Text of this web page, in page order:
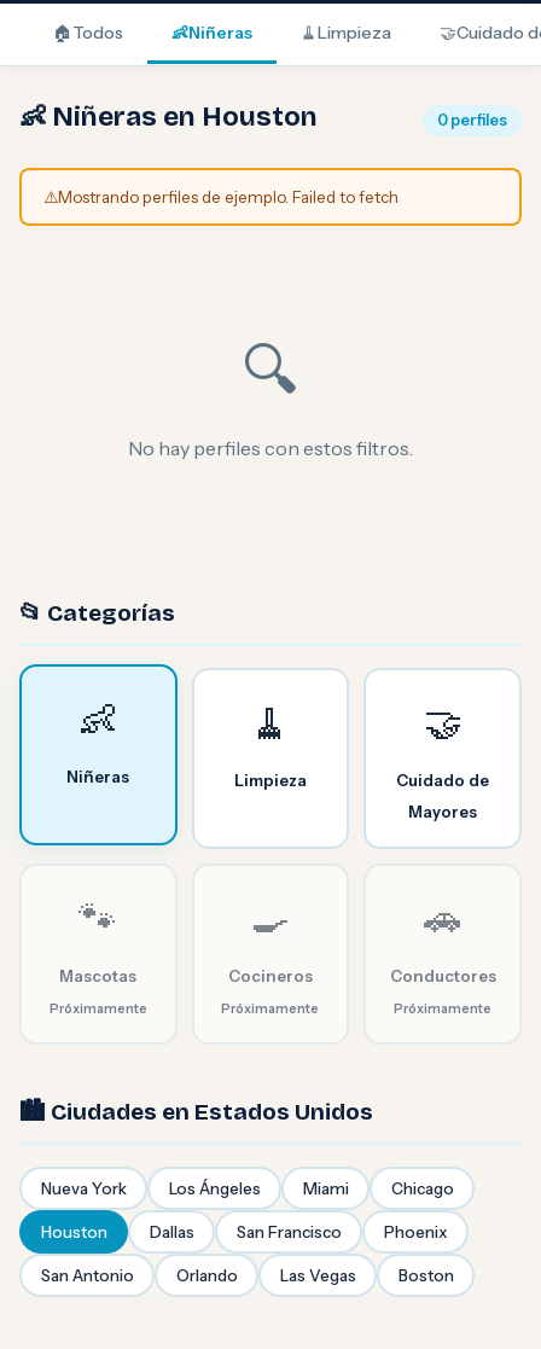
🏠 Todos 👶Niñeras 🧹Limpieza 🤝Cuidado
👶 Niñeras en Houston 0 perfiles
⚠️Mostrando perfiles de ejemplo. Failed to fetch
🔍
No hay perfiles con estos filtros.
📂 Categorías
👶
Niñeras
🧹
Limpieza
🤝
Cuidado de
Mayores
🐾
Mascotas
Próximamente
🍳
Cocineros
Próximamente
🚗
Conductores
Próximamente
🏙️ Ciudades en Estados Unidos
Nueva York Los Ángeles Miami Chicago
Houston Dallas San Francisco Phoenix
San Antonio Orlando Las Vegas Boston